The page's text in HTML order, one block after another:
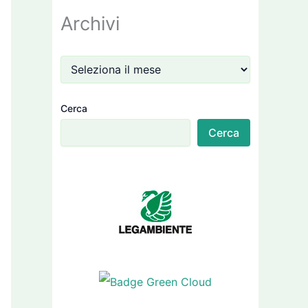
Archivi
Cerca
Cerca